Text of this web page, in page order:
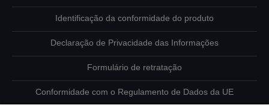
Identificação da conformidade do produto
Declaração de Privacidade das Informações
Formulário de retratação
Conformidade com o Regulamento de Dados da UE